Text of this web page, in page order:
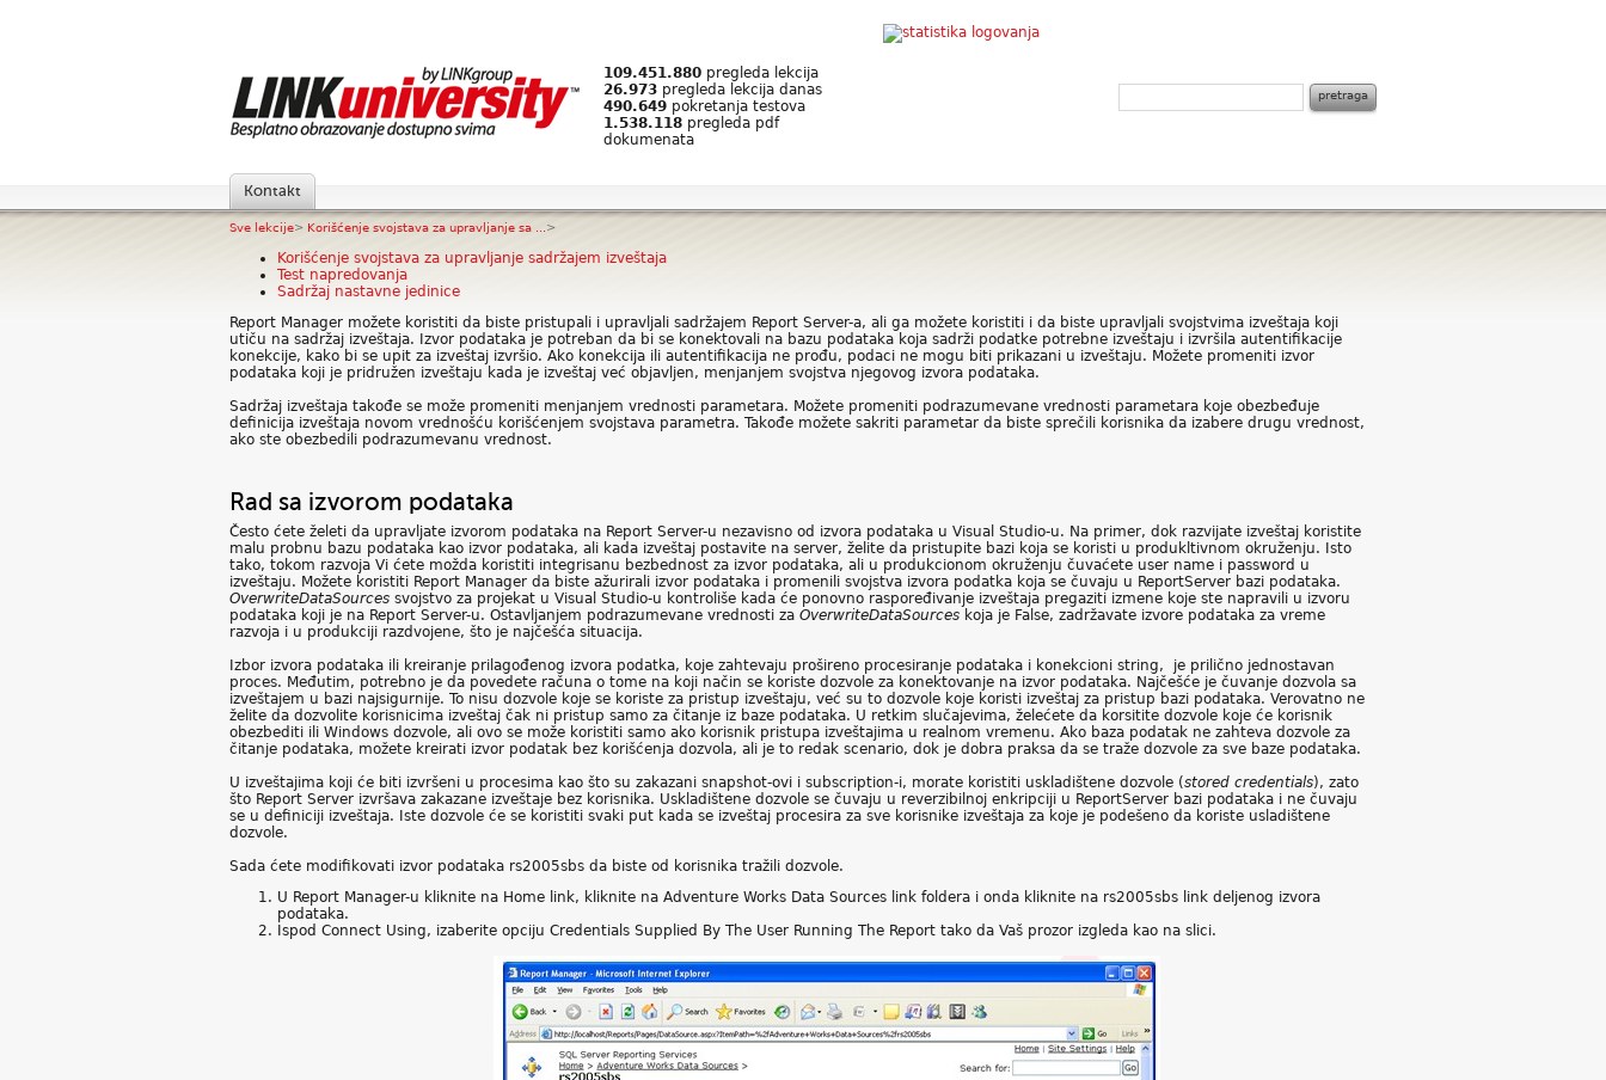
109.451.880 pregleda lekcija
26.973 pregleda lekcija danas
490.649 pokretanja testova
1.538.118 pregleda pdf
dokumenata
Kontakt
Sve lekcije> Korišćenje svojstava za upravljanje sa ... >
Korišćenje svojstava za upravljanje sadržajem izveštaja
Test napredovanja
Sadržaj nastavne jedinice
Report Manager možete koristiti da biste pristupali i upravljali sadržajem Report Server-a, ali ga možete koristiti i da biste upravljali svojstvima izveštaja koji
utiču na sadržaj izveštaja. Izvor podataka je potreban da bi se konektovali na bazu podataka koja sadrži podatke potrebne izveštaju i izvršila autentifikacije
konekcije, kako bi se upit za izveštaj izvršio. Ako konekcija ili autentifikacija ne prođu, podaci ne mogu biti prikazani u izveštaju. Možete promeniti izvor
podataka koji je pridružen izveštaju kada je izveštaj već objavljen, menjanjem svojstva njegovog izvora podataka.
Sadržaj izveštaja takođe se može promeniti menjanjem vrednosti parametara. Možete promeniti podrazumevane vrednosti parametara koje obezbeđuje
definicija izveštaja novom vrednošću korišćenjem svojstava parametra. Takođe možete sakriti parametar da biste sprečili korisnika da izabere drugu vrednost,
ako ste obezbedili podrazumevanu vrednost.
Rad sa izvorom podataka
Često ćete želeti da upravljate izvorom podataka na Report Server-u nezavisno od izvora podataka u Visual Studio-u. Na primer, dok razvijate izveštaj koristite
malu probnu bazu podataka kao izvor podataka, ali kada izveštaj postavite na server, želite da pristupite bazi koja se koristi u produkltivnom okruženju. Isto
tako, tokom razvoja Vi ćete možda koristiti integrisanu bezbednost za izvor podataka, ali u produkcionom okruženju čuvaćete user name i password u
izveštaju. Možete koristiti Report Manager da biste ažurirali izvor podataka i promenili svojstva izvora podatka koja se čuvaju u ReportServer bazi podataka.
OverwriteDataSources svojstvo za projekat u Visual Studio-u kontroliše kada će ponovno raspoređivanje izveštaja pregaziti izmene koje ste napravili u izvoru
podataka koji je na Report Server-u. Ostavljanjem podrazumevane vrednosti za OverwriteDataSources koja je False, zadržavate izvore podataka za vreme
razvoja i u produkciji razdvojene, što je najčešća situacija.
Izbor izvora podataka ili kreiranje prilagođenog izvora podatka, koje zahtevaju prošireno procesiranje podataka i konekcioni string, je prilično jednostavan
proces. Međutim, potrebno je da povedete računa o tome na koji način se koriste dozvole za konektovanje na izvor podataka. Najčešće je čuvanje dozvola sa
izveštajem u bazi najsigurnije. To nisu dozvole koje se koriste za pristup izveštaju, već su to dozvole koje koristi izveštaj za pristup bazi podataka. Verovatno ne
želite da dozvolite korisnicima izveštaj čak ni pristup samo za čitanje iz baze podataka. U retkim slučajevima, želećete da korsitite dozvole koje će korisnik
obezbediti ili Windows dozvole, ali ovo se može koristiti samo ako korisnik pristupa izveštajima u realnom vremenu. Ako baza podatak ne zahteva dozvole za
čitanje podataka, možete kreirati izvor podatak bez korišćenja dozvola, ali je to redak scenario, dok je dobra praksa da se traže dozvole za sve baze podataka.
U izveštajima koji će biti izvršeni u procesima kao što su zakazani snapshot-ovi i subscription-i, morate koristiti uskladištene dozvole (stored credentials), zato
što Report Server izvršava zakazane izveštaje bez korisnika. Uskladištene dozvole se čuvaju u reverzibilnoj enkripciji u ReportServer bazi podataka i ne čuvaju
se u definiciji izveštaja. Iste dozvole će se koristiti svaki put kada se izveštaj procesira za sve korisnike izveštaja za koje je podešeno da koriste usladištene
dozvole.
Sada ćete modifikovati izvor podataka rs2005sbs da biste od korisnika tražili dozvole.
U Report Manager-u kliknite na Home link, kliknite na Adventure Works Data Sources link foldera i onda kliknite na rs2005sbs link deljenog izvora
podataka.
Ispod Connect Using, izaberite opciju Credentials Supplied By The User Running The Report tako da Vaš prozor izgleda kao na slici.